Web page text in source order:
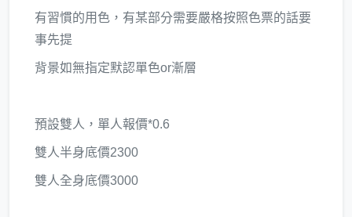
有習慣的用色，有某部分需要嚴格按照色票的話要
事先提
背景如無指定默認單色or漸層
預設雙人，單人報價*0.6
雙人半身底價2300
雙人全身底價3000